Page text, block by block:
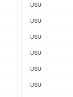
USU
USU
USU
USU
USU
USU